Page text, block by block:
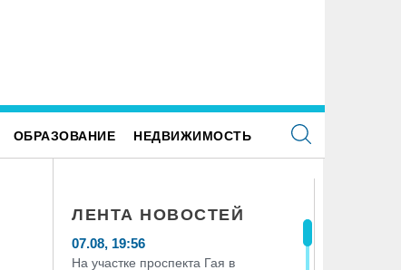
ОБРАЗОВАНИЕ НЕДВИЖИМОСТЬ
ЛЕНТА НОВОСТЕЙ
07.08, 19:56
На участке проспекта Гая в